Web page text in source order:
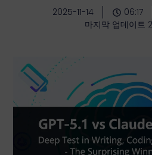
2025-11-14 06:17
마지막 업데이트